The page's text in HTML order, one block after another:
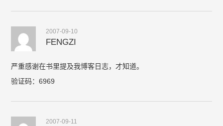
2007-09-10
FENGZI
严重感谢在书里提及我博客日志，才知道。
验证码：6969
2007-09-11